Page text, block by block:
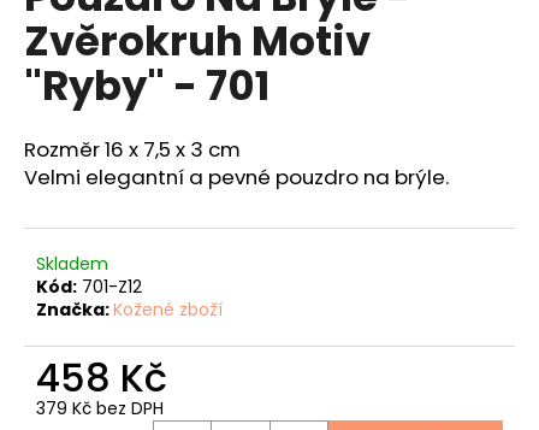
5,0
z
5
hvězdiček.
Zvěrokruh Motiv
"Ryby" - 701
Rozměr 16 x 7,5 x 3 cm
Velmi elegantní a pevné pouzdro na brýle.
Skladem
Kód: 701-Z12
Značka:Kožené zboží
458 Kč
379 Kč bez DPH
a
j
?
D
o